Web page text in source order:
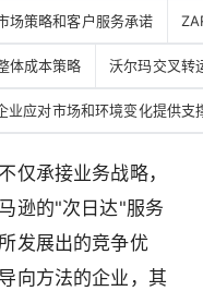
场策略和客户服务承诺
体成本策略 沃尔玛交叉转
业应对市场和环境变化提供支
仅承接业务战略，
逊的"次日达"服务
发展出的竞争优
向方法的企业，其